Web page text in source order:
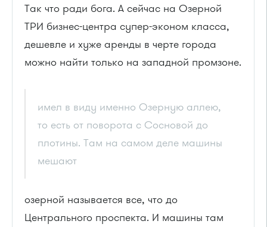
Так что ради бога. А сейчас на Озерной
ТРИ бизнес-центра супер-эконом класса,
дешевле и хуже аренды в черте города
можно найти только на западной промзоне.
имел в виду именно Озерную аллею,
то есть от поворота с Сосновой до
плотины. Там на самом деле машины
мешают
озерной называется все, что до
Центрального проспекта. И машины там